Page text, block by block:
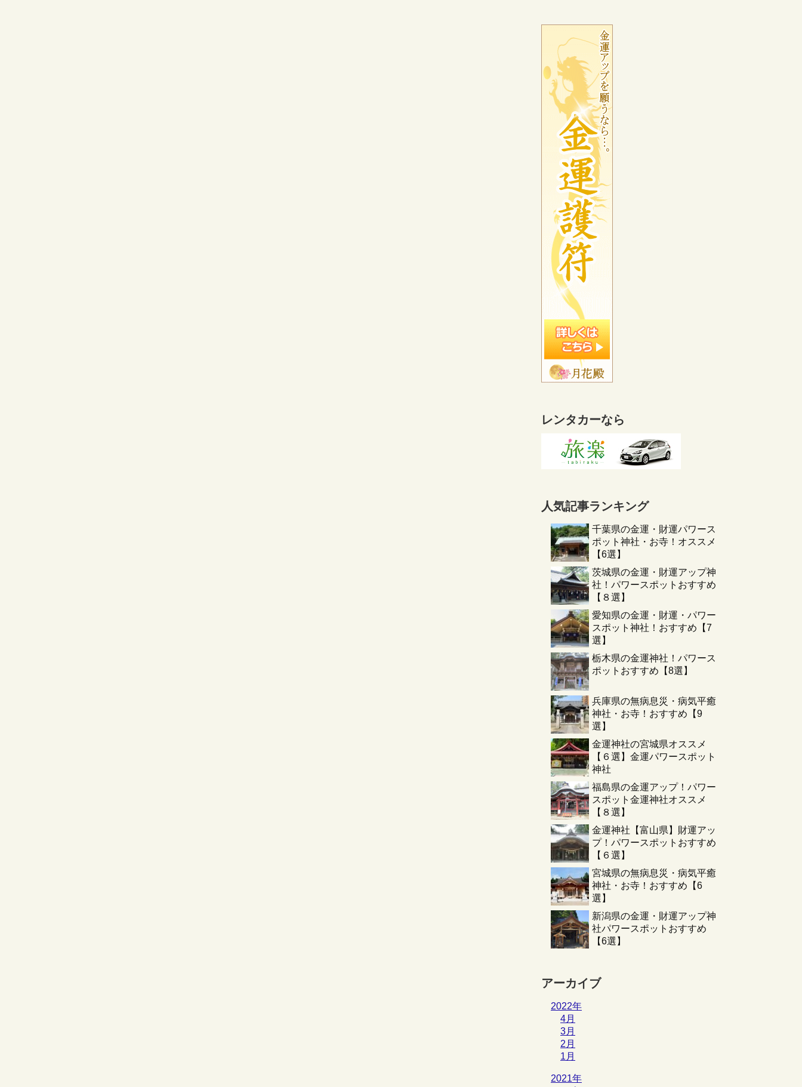
レンタカーなら
人気記事ランキング
千葉県の金運・財運パワース
ポット神社・お寺！オススメ
【6選】
茨城県の金運・財運アップ神
社！パワースポットおすすめ
【８選】
愛知県の金運・財運・パワー
スポット神社！おすすめ【7
選】
栃木県の金運神社！パワース
ポットおすすめ【8選】
兵庫県の無病息災・病気平癒
神社・お寺！おすすめ【9
選】
金運神社の宮城県オススメ
【６選】金運パワースポット
神社
福島県の金運アップ！パワー
スポット金運神社オススメ
【８選】
金運神社【富山県】財運アッ
プ！パワースポットおすすめ
【６選】
宮城県の無病息災・病気平癒
神社・お寺！おすすめ【6
選】
新潟県の金運・財運アップ神
社パワースポットおすすめ
【6選】
アーカイブ
2022年
4月
3月
2月
1月
2021年